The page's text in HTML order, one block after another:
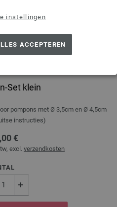
instellingen
ACCEPTEREN
Set klein
pompons met Ø 3,5cm en Ø 4,5cm
instructies)
€
excl. verzendkosten